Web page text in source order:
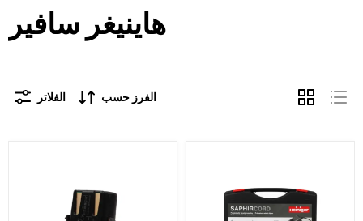
هاينيغر سافير
الفلاتر الفرز حسب